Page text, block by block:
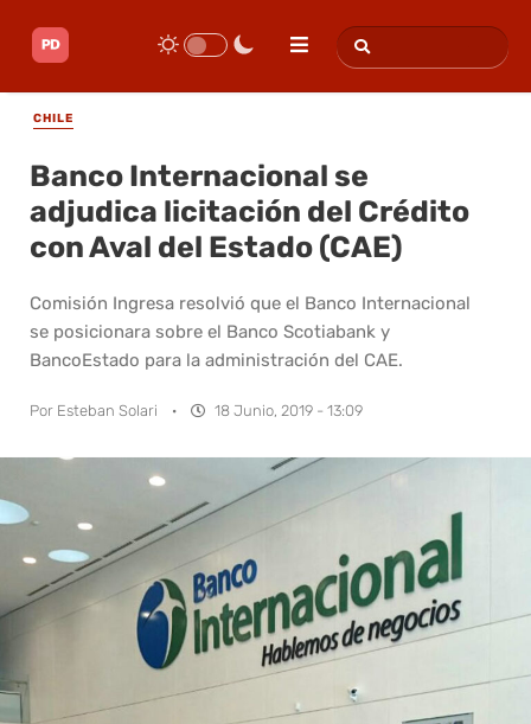
CHILE
Banco Internacional se
adjudica licitación del Crédito
con Aval del Estado (CAE)
Comisión Ingresa resolvió que el Banco Internacional
se posicionara sobre el Banco Scotiabank y
BancoEstado para la administración del CAE.
Por Esteban Solari · 18 Junio, 2019 - 13:09